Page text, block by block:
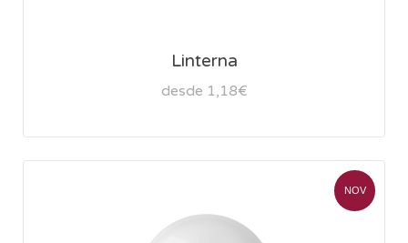
Linterna
desde 1,18€
NOV